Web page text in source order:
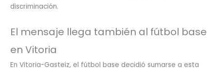
discriminación.
El mensaje llega también al fútbol base
en Vitoria
En Vitoria-Gasteiz, el fútbol base decidió sumarse a esta